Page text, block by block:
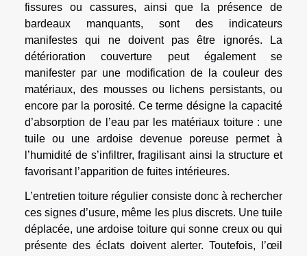
fissures ou cassures, ainsi que la présence de
bardeaux manquants, sont des indicateurs
manifestes qui ne doivent pas être ignorés. La
détérioration couverture peut également se
manifester par une modification de la couleur des
matériaux, des mousses ou lichens persistants, ou
encore par la porosité. Ce terme désigne la capacité
d’absorption de l’eau par les matériaux toiture : une
tuile ou une ardoise devenue poreuse permet à
l’humidité de s’infiltrer, fragilisant ainsi la structure et
favorisant l’apparition de fuites intérieures.
L’entretien toiture régulier consiste donc à rechercher
ces signes d’usure, même les plus discrets. Une tuile
déplacée, une ardoise toiture qui sonne creux ou qui
présente des éclats doivent alerter. Toutefois, l’œil